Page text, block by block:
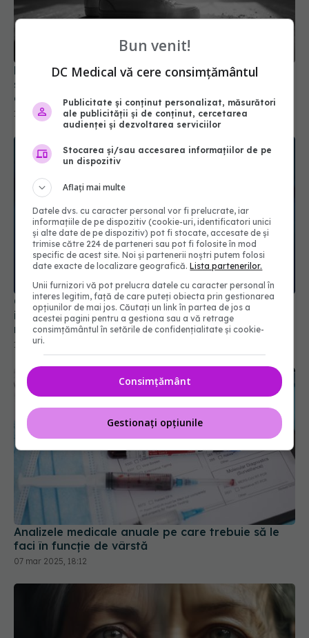
De ce să NU mai porți niciodată pantofii de
stradă în casă? Adevărul șocant despre ce
aducem pe tălpi!
15 apr 2025, 20:59
Operația care salvează de AVC... s-ar putea să fie
inutilă pentru majoritatea pacienților. Ce arată un
nou studiu
18 apr 2025, 19:27
Analizele medicale anuale pe care trebuie să le
faci în funcție de vârstă
07 mar 2025, 18:12
Bun venit!
DC Medical vă cere consimțământul
Publicitate și conținut personalizat, măsurători
ale publicității și de conținut, cercetarea
audienței și dezvoltarea serviciilor
Stocarea și/sau accesarea informațiilor de pe
un dispozitiv
Aflați mai multe
Datele dvs. cu caracter personal vor fi prelucrate, iar
informațiile de pe dispozitiv (cookie-uri, identificatori unici
și alte date de pe dispozitiv) pot fi stocate, accesate de și
trimise către 224 de parteneri sau pot fi folosite în mod
specific de acest site. Noi și partenerii noștri putem folosi
date exacte de localizare geografică.Lista partenerilor.
Unii furnizori vă pot prelucra datele cu caracter personal în
interes legitim, față de care puteți obiecta prin gestionarea
opțiunilor de mai jos. Căutați un link în partea de jos a
acestei pagini pentru a gestiona sau a vă retrage
consimțământul în setările de confidențialitate și cookie-
uri.
Consimțământ
Gestionați opțiunile